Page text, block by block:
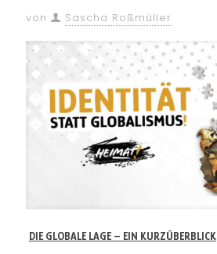
von Sascha Roßmüller
DIE GLOBALE LAGE – EIN KURZÜBERBLICK